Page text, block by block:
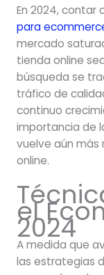
En 2024, contar
para
mercado
tienda online
búsqueda se
tráfico de
continuo
importancia de
vuelve aún
online.
el
2024
A medida que
las estrategias